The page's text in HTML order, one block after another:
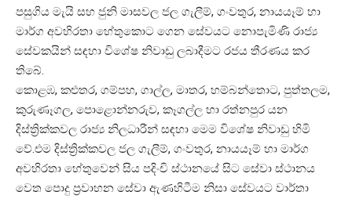
පසුගිය මැයි සහ ජුනි මාසවල ජල ගැලීම්, ගංවතුර, නායයෑම් හා
මාර්ග අවහිරතා හේතුකොට ගෙන සේවයට නොපැමිණි රාජ්‍ය
සේවකයින් සඳහා විශේෂ නිවාඩු ලබාදීමට රජය තීරණය කර
තිබේ.
කොළඹ, කළුතර, ගම්පහ, ගාල්ල, මාතර, හම්බන්තොට, පුත්තලම,
කුරුණෑගල, පොළොන්නරුව, කෑගල්ල හා රත්නපුර යන
දිස්ත්‍රික්කවල රාජ්‍ය නිලධාරීන් සඳහා මෙම විශේෂ නිවාඩු හිමි
වේ.එම දිස්ත්‍රික්කවල ජල ගැලීම්, ගංවතුර, නායයෑම් හා මාර්ග
අවහිරතා හේතුවෙන් සිය පදිංචි ස්ථානයේ සිට සේවා ස්ථානය
වෙත පොදු ප්‍රවාහන සේවා ඇණහිටීම නිසා සේවයට වාර්තා